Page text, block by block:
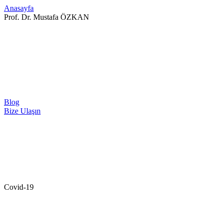
Anasayfa
Prof. Dr. Mustafa ÖZKAN
Blog
Bize Ulaşın
Covid-19